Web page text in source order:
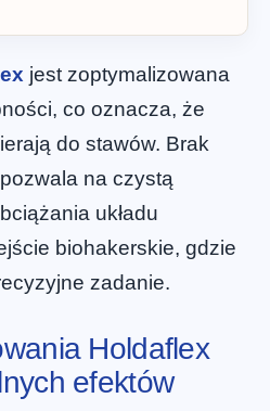
jest zoptymalizowana
co oznacza, że
do stawów. Brak
na czystą
układu
biohakerskie, gdzie
zadanie.
Holdaflex
efektów